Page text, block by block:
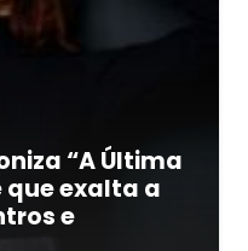
“A Última
que exalta a
e